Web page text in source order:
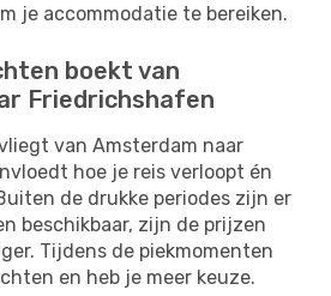
je accommodatie te bereiken.
boekt van
Friedrichshafen
van Amsterdam naar
hoe je reis verloopt én
de drukke periodes zijn er
beschikbaar, zijn de prijzen
Tijdens de piekmomenten
en heb je meer keuze.